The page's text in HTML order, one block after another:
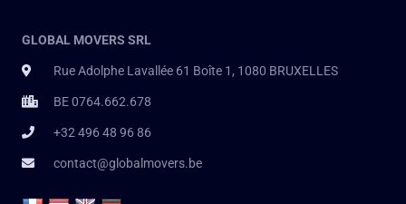
GLOBAL MOVERS SRL
Rue Adolphe Lavallée 61 Boîte 1, 1080 BRUXELLES
BE 0764.662.678
+32 496 48 96 86
contact@globalmovers.be